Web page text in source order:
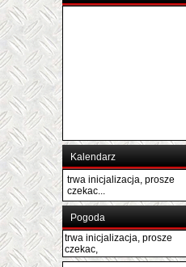
Kalendarz
trwa inicjalizacja, prosze
czekac...
Pogoda
trwa inicjalizacja, prosze
czekac,